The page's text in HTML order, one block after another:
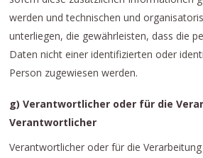
werden und technischen und
unterliegen, die gewährleisten, dass die
Daten nicht einer identifizierten oder
Person zugewiesen werden.
g) Verantwortlicher oder für die
Verantwortlicher
Verantwortlicher oder für die